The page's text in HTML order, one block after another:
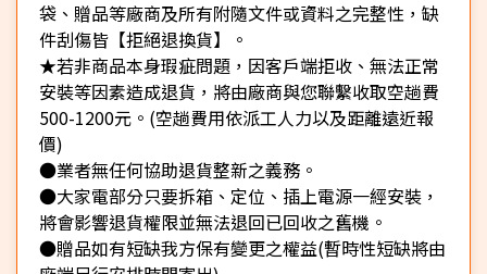
袋、贈品等廠商及所有附隨文件或資料之完整性，缺
件刮傷皆【拒絕退換貨】。
★若非商品本身瑕疵問題，因客戶端拒收、無法正常
安裝等因素造成退貨，將由廠商與您聯繫收取空趟費
500-1200元。(空趟費用依派工人力以及距離遠近報
價)
●業者無任何協助退貨整新之義務。
●大家電部分只要拆箱、定位、插上電源一經安裝，
將會影響退貨權限並無法退回已回收之舊機。
●贈品如有短缺我方保有變更之權益(暫時性短缺將由